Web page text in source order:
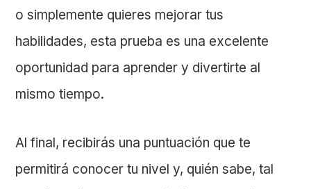
o simplemente quieres mejorar tus
habilidades, esta prueba es una excelente
oportunidad para aprender y divertirte al
mismo tiempo.
Al final, recibirás una puntuación que te
permitirá conocer tu nivel y, quién sabe, tal